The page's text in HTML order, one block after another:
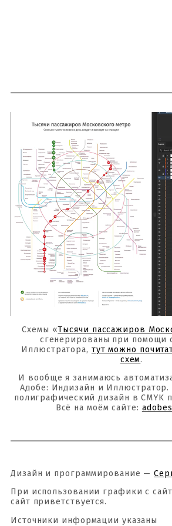
Схемы «Тысячи пассажиров
сгенерированы при помощи
Иллюстратора, тут можно
схем.
И вообще я занимаюсь
Адобе: Индизайн и
полиграфический дизайн в CMYK
Всё на моём сайте:
Дизайн и программирование —
При использовании графики с
сайт приветствуется.
Источники информации указаны